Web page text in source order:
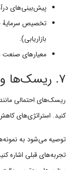
پیش‌بینی‌های
تخصیص سرمایهٔ
بازاریابی).
معیارهای صنعت
۷. ریسک‌ها و راهکارهای کاهش آن‌ها
ریسک‌های احتمالی
کنید. استراتژی‌های
توصیه می‌شود به
تجربه‌های قبلی اشاره